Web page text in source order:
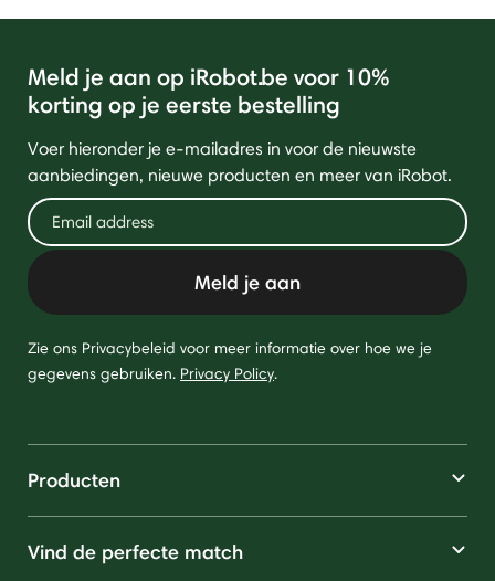
Meld je aan op iRobot.be voor 10%
korting op je eerste bestelling
Voer hieronder je e-mailadres in voor de nieuwste
aanbiedingen, nieuwe producten en meer van iRobot.
Meld je aan
Zie ons Privacybeleid voor meer informatie over hoe we je
gegevens gebruiken. Privacy Policy.
Producten
Vind de perfecte match